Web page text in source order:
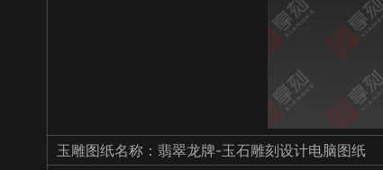
玉雕图纸名称：翡翠龙牌-玉石雕刻设计电脑图纸